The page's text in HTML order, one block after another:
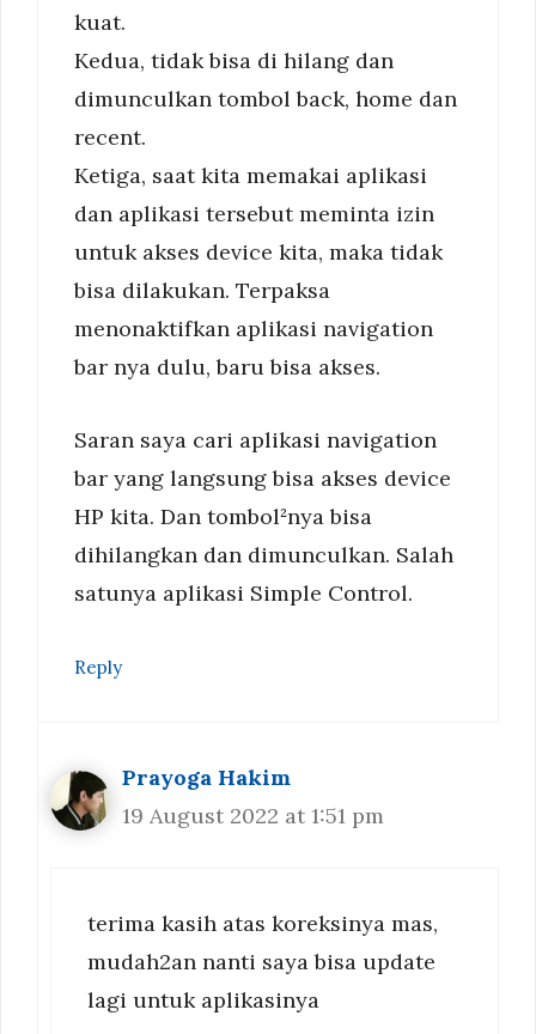
kuat.
Kedua, tidak bisa di hilang dan
dimunculkan tombol back, home dan
recent.
Ketiga, saat kita memakai aplikasi
dan aplikasi tersebut meminta izin
untuk akses device kita, maka tidak
bisa dilakukan. Terpaksa
menonaktifkan aplikasi navigation
bar nya dulu, baru bisa akses.
Saran saya cari aplikasi navigation
bar yang langsung bisa akses device
HP kita. Dan tombol²nya bisa
dihilangkan dan dimunculkan. Salah
satunya aplikasi Simple Control.
Reply
Prayoga Hakim
19 August 2022 at 1:51 pm
terima kasih atas koreksinya mas,
mudah2an nanti saya bisa update
lagi untuk aplikasinya